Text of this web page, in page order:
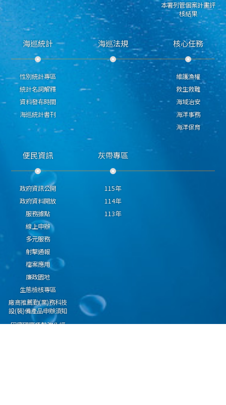
本署列管個案計畫評
核結果
海巡統計
性別統計專區
統計名詞解釋
資料發布時間
海巡統計書刊
海巡法規 核心任務
維護漁權
救生救難
海域治安
海洋事務
海洋保育
便民資訊
政府資訊公開
政府資料開放
服務據點
線上申辦
多元服務
射擊通報
檔案應用
廉政園地
生態檢核專區
廠商推薦勤(業)務科技
設(裝)備產品申辦須知
因應國際情勢強化經
灰帶專區
115年
114年
113年